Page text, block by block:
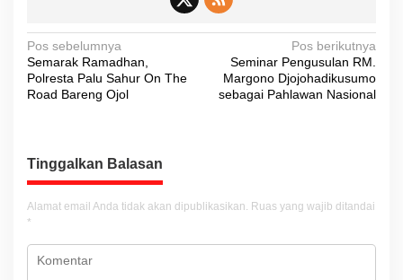
N
a
v
a
s
i
p
Pos sebelumnya
Semarak Ramadhan,
Polresta Palu Sahur On The
Road Bareng Ojol
Pos berikutnya
Seminar Pengusulan RM.
Margono Djojohadikusumo
sebagai Pahlawan Nasional
Tinggalkan Balasan
Alamat email Anda tidak akan dipublikasikan. Ruas yang wajib ditandai
*